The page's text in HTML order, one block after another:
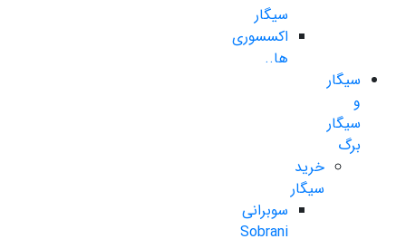
سیگار
اکسسوری
ها..
سیگار
و
سیگار
برگ
خرید
سیگار
سوبرانی
Sobrani